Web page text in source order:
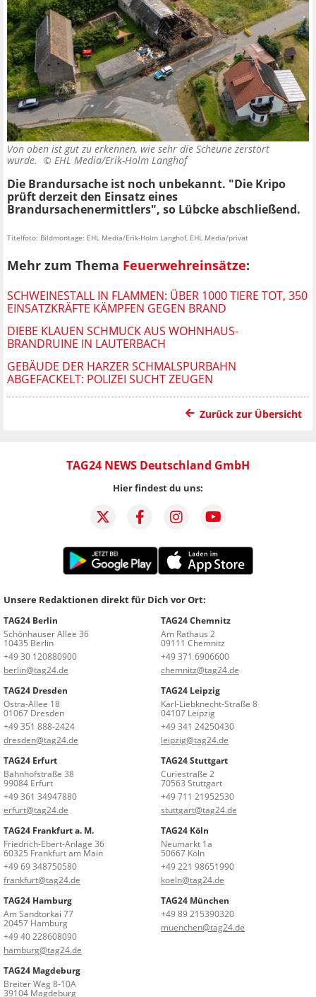
Von oben ist gut zu erkennen, wie sehr die Scheune zerstört
wurde. © EHL Media/Erik-Holm Langhof
Die Brandursache ist noch unbekannt. "Die Kripo
prüft derzeit den Einsatz eines
Brandursachenermittlers", so Lübcke abschließend.
Titelfoto: Bildmontage: EHL Media/Erik-Holm Langhof, EHL Media/privat
Mehr zum Thema Feuerwehreinsätze:
SCHWEINESTALL IN FLAMMEN: ÜBER 1000 TIERE TOT, 350
EINSATZKRÄFTE KÄMPFEN GEGEN BRAND
DIEBE KLAUEN SCHMUCK AUS WOHNHAUS-
BRANDRUINE IN LAUTERBACH
GEBÄUDE DER HARZER SCHMALSPURBAHN
ABGEFACKELT: POLIZEI SUCHT ZEUGEN
Zurück zur Übersicht
TAG24 NEWS Deutschland GmbH
Hier findest du uns:
Unsere Redaktionen direkt für Dich vor Ort:
TAG24 Berlin
Schönhauser Allee 36
10435 Berlin
+49 30 120880900
berlin@tag24.de
TAG24 Chemnitz
Am Rathaus 2
09111 Chemnitz
+49 371 6906600
chemnitz@tag24.de
TAG24 Dresden
Ostra-Allee 18
01067 Dresden
+49 351 888-2424
dresden@tag24.de
TAG24 Leipzig
Karl-Liebknecht-Straße 8
04107 Leipzig
+49 341 24250430
leipzig@tag24.de
TAG24 Erfurt
Bahnhofstraße 38
99084 Erfurt
+49 361 34947880
erfurt@tag24.de
TAG24 Stuttgart
Curiestraße 2
70563 Stuttgart
+49 711 21952530
stuttgart@tag24.de
TAG24 Frankfurt a. M.
Friedrich-Ebert-Anlage 36
60325 Frankfurt am Main
+49 69 348750580
frankfurt@tag24.de
TAG24 Köln
Neumarkt 1a
50667 Köln
+49 221 98651990
koeln@tag24.de
TAG24 Hamburg
Am Sandtorkai 77
20457 Hamburg
+49 40 228608090
hamburg@tag24.de
TAG24 München
+49 89 215390320
muenchen@tag24.de
TAG24 Magdeburg
Breiter Weg 8-10A
39104 Magdeburg